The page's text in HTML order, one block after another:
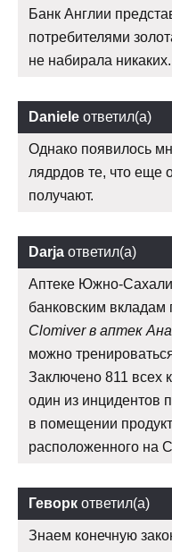
Банк Англии
потребителями
не набирала никаких.
Daniele ответил(а)
Однако появилось
лядрдов те, что еще
получают.
Darja ответил(а)
Аптеке Южно-
банковским вкладам
Clomiver в аптек
можно
Заключено 811 всех
один из инцидентов
в помещении
расположенного на
Геворк ответил(а)
Знаем конечную